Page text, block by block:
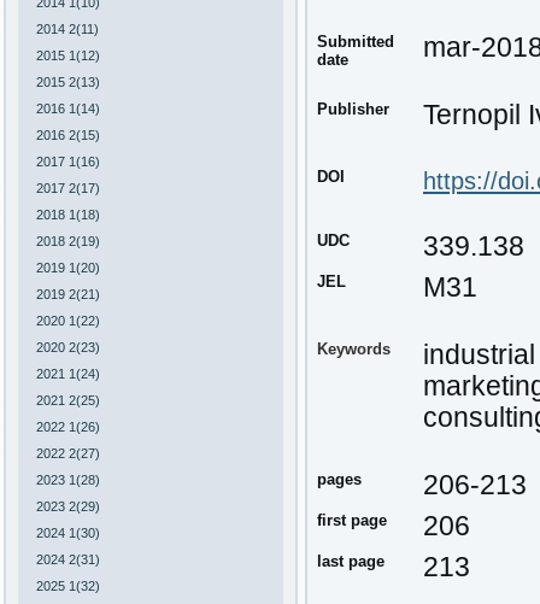
2014 2(11)
2015 1(12)
2015 2(13)
2016 1(14)
2016 2(15)
2017 1(16)
2017 2(17)
2018 1(18)
2018 2(19)
2019 1(20)
2019 2(21)
2020 1(22)
2020 2(23)
2021 1(24)
2021 2(25)
2022 1(26)
2022 2(27)
2023 1(28)
2023 2(29)
2024 1(30)
2024 2(31)
2025 1(32)
Submitted
date
mar-
Publisher Ternopil
DOI https://
UDC 339.138
JEL M31
Keywords
pages 206-213
first page 206
last page 213